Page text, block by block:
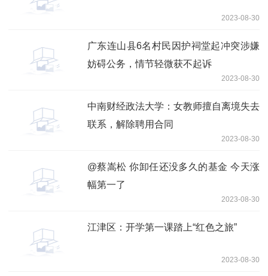
2023-08-30
广东连山县6名村民因护祠堂起冲突涉嫌
妨碍公务，情节轻微获不起诉
2023-08-30
中南财经政法大学：女教师擅自离境失去
联系，解除聘用合同
2023-08-30
@蔡嵩松 你卸任还没多久的基金 今天涨
幅第一了
2023-08-30
江津区：开学第一课踏上“红色之旅”
2023-08-30